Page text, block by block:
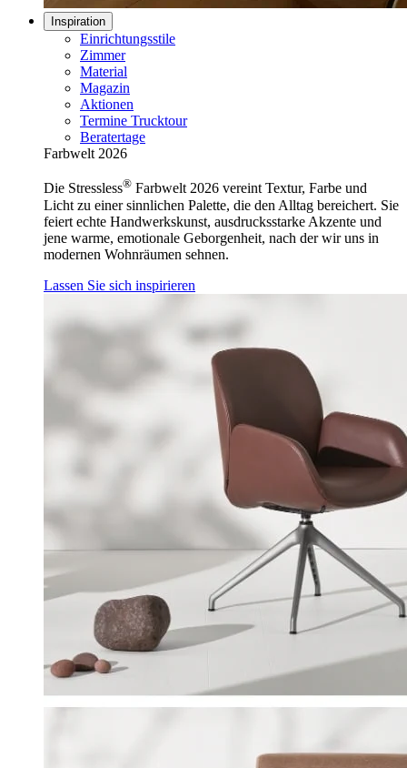
Inspiration
Einrichtungsstile
Zimmer
Material
Magazin
Aktionen
Termine Trucktour
Beratertage
Farbwelt 2026
Die Stressless® Farbwelt 2026 vereint Textur, Farbe und
Licht zu einer sinnlichen Palette, die den Alltag bereichert. Sie
feiert echte Handwerkskunst, ausdrucksstarke Akzente und
jene warme, emotionale Geborgenheit, nach der wir uns in
modernen Wohnräumen sehnen.
Lassen Sie sich inspirieren